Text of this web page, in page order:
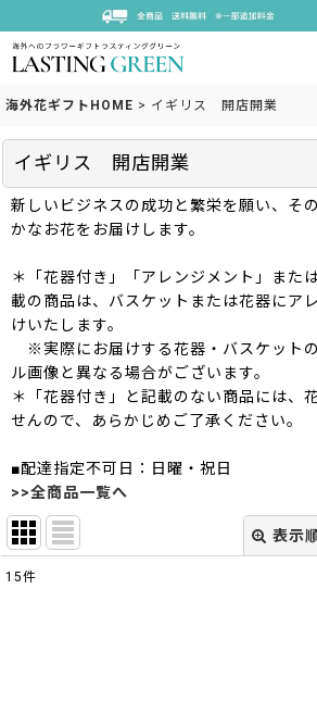
海外花ギフトHOME > イギリス 開店開業
イギリス 開店開業
新しいビジネスの成功と繁栄を願い、そ
かなお花をお届けします。
＊「花器付き」「アレンジメント」また
載の商品は、バスケットまたは花器にア
けいたします。
※実際にお届けする花器・バスケット
ル画像と異なる場合がございます。
＊「花器付き」と記載のない商品には、
せんので、あらかじめご了承ください。
■配達指定不可日：日曜・祝日
>>全商品一覧へ
表示
15件